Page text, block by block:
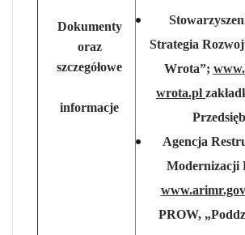
Dokumenty
oraz
szczegółowe
informacje
Strategia
Wrota”;
wrota.pl
Agencja
Modernizacji
PROW,